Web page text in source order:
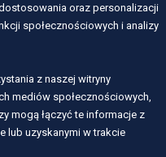
oraz umowy
oraz personalizacji
społecznościowych i analizy
z naszej witryny
mediów społecznościowych,
mogą łączyć te informacje z
lub uzyskanymi w trakcie